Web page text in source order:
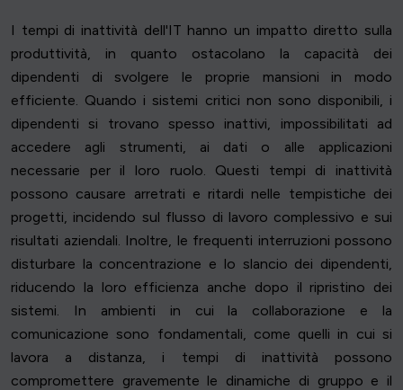
I tempi di inattività dell'IT hanno un impatto diretto sulla
produttività, in quanto ostacolano la capacità dei
dipendenti di svolgere le proprie mansioni in modo
efficiente. Quando i sistemi critici non sono disponibili, i
dipendenti si trovano spesso inattivi, impossibilitati ad
accedere agli strumenti, ai dati o alle applicazioni
necessarie per il loro ruolo. Questi tempi di inattività
possono causare arretrati e ritardi nelle tempistiche dei
progetti, incidendo sul flusso di lavoro complessivo e sui
risultati aziendali. Inoltre, le frequenti interruzioni possono
disturbare la concentrazione e lo slancio dei dipendenti,
riducendo la loro efficienza anche dopo il ripristino dei
sistemi. In ambienti in cui la collaborazione e la
comunicazione sono fondamentali, come quelli in cui si
lavora a distanza, i tempi di inattività possono
compromettere gravemente le dinamiche di gruppo e il